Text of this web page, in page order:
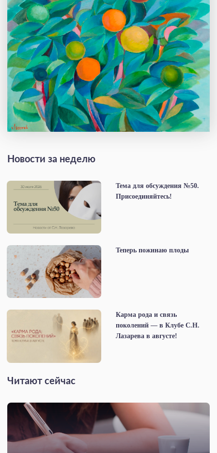
Новости за неделю
Тема для обсуждения №50.
Присоединяйтесь!
Теперь пожинаю плоды
Карма рода и связь
поколений — в Клубе С.Н.
Лазарева в августе!
Читают сейчас